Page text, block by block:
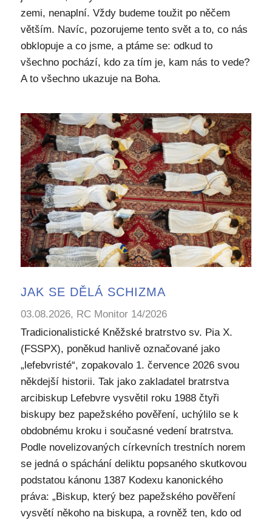
zemi, nenaplní. Vždy budeme toužit po něčem
větším. Navíc, pozorujeme tento svět a to, co nás
obklopuje a co jsme, a ptáme se: odkud to
všechno pochází, kdo za tím je, kam nás to vede?
A to všechno ukazuje na Boha.
JAK SE DĚLÁ SCHIZMA
03.08.2026, RC Monitor 14/2026
Tradicionalistické Kněžské bratrstvo sv. Pia X.
(FSSPX), poněkud hanlivě označované jako
„lefebvristé“, zopakovalo 1. července 2026 svou
někdejší historii. Tak jako zakladatel bratrstva
arcibiskup Lefebvre vysvětil roku 1988 čtyři
biskupy bez papežského pověření, uchýlilo se k
obdobnému kroku i současné vedení bratrstva.
Podle novelizovaných církevních trestních norem
se jedná o spáchání deliktu popsaného skutkovou
podstatou kánonu 1387 Kodexu kanonického
práva: „Biskup, který bez papežského pověření
vysvětí někoho na biskupa, a rovněž ten, kdo od